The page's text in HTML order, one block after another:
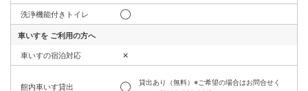
洗浄機能付きトイレ ◯
車いすを ご利用の方へ
車いすの宿泊対応 ✕
館内車いす貸出 ◯
貸出あり（無料）※ご希望の場合はお問合せく